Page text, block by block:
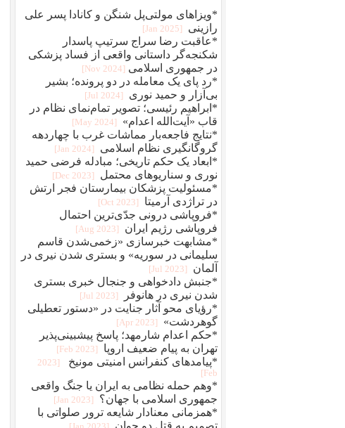
*ویزا‌های مولتی‌پل شنگن و کانادا پسر علی
رازینی
[2025 Jan]
*عاقبت رضا سراج سرتيپ پاسدار
شکنجه‌گر داستانی واقعی از فساد پزشکی
در جمهوری اسلامی [2024 Nov]
*رد پای یک معامله در دو پرونده؛ بشیر
بی‌آزار و حمید نوری
[2024 Jul]
*ابراهیم رئیسی؛ تصویر تمام‌نمای نظام در
قاب «آیت‌الله اعدام»
[2024 May]
*نتایج فاجعه‌بار مماشات غرب با چهاردهه
گروگانگیری نظام اسلامی
[2024 Jan]
*ابعاد یک حکم تاریخی؛ مبادله فرضی حمید
نوری و سناریوهای محتمل
[2023 Dec]
*مسئولیت پزشکان بیمارستان فجر ارتش
در تراژدی آرمیتا
[2023 Oct]
*فروپاشی درونی جدّی‌ترین احتمال
فروپاشی رژیم ایران
[2023 Aug]
*مشابهت خبرسازی «زخمی‌شدن قاسم
سلیمانی در سوریه» و بستری شدن نیری در
آلمان
[2023 Jul]
*جنبش دادخواهی و جنجال خبری بستری
شدن نیری در هانوفر
[2023 Jul]
*رؤیای محو آثار جنایت در «دستور تعطیلی
گوهردشت»
[2023 Apr]
*حکم اعدام شارمهد؛ پاسخ پیشبینی‌پذیر
تهران به پیام ضعیف اروپا
[2023 Feb]
*پیامدهای کنفرانس امنیتی مونیخ
[2023
Feb]
*وهم حمله نظامی به ایران یا جنگ واقعی
جمهوری اسلامی با جهان؟
[2023 Jan]
*همزمانی معنادار شایعه ترور صلواتی با
تصمیم به قتل دو جوان